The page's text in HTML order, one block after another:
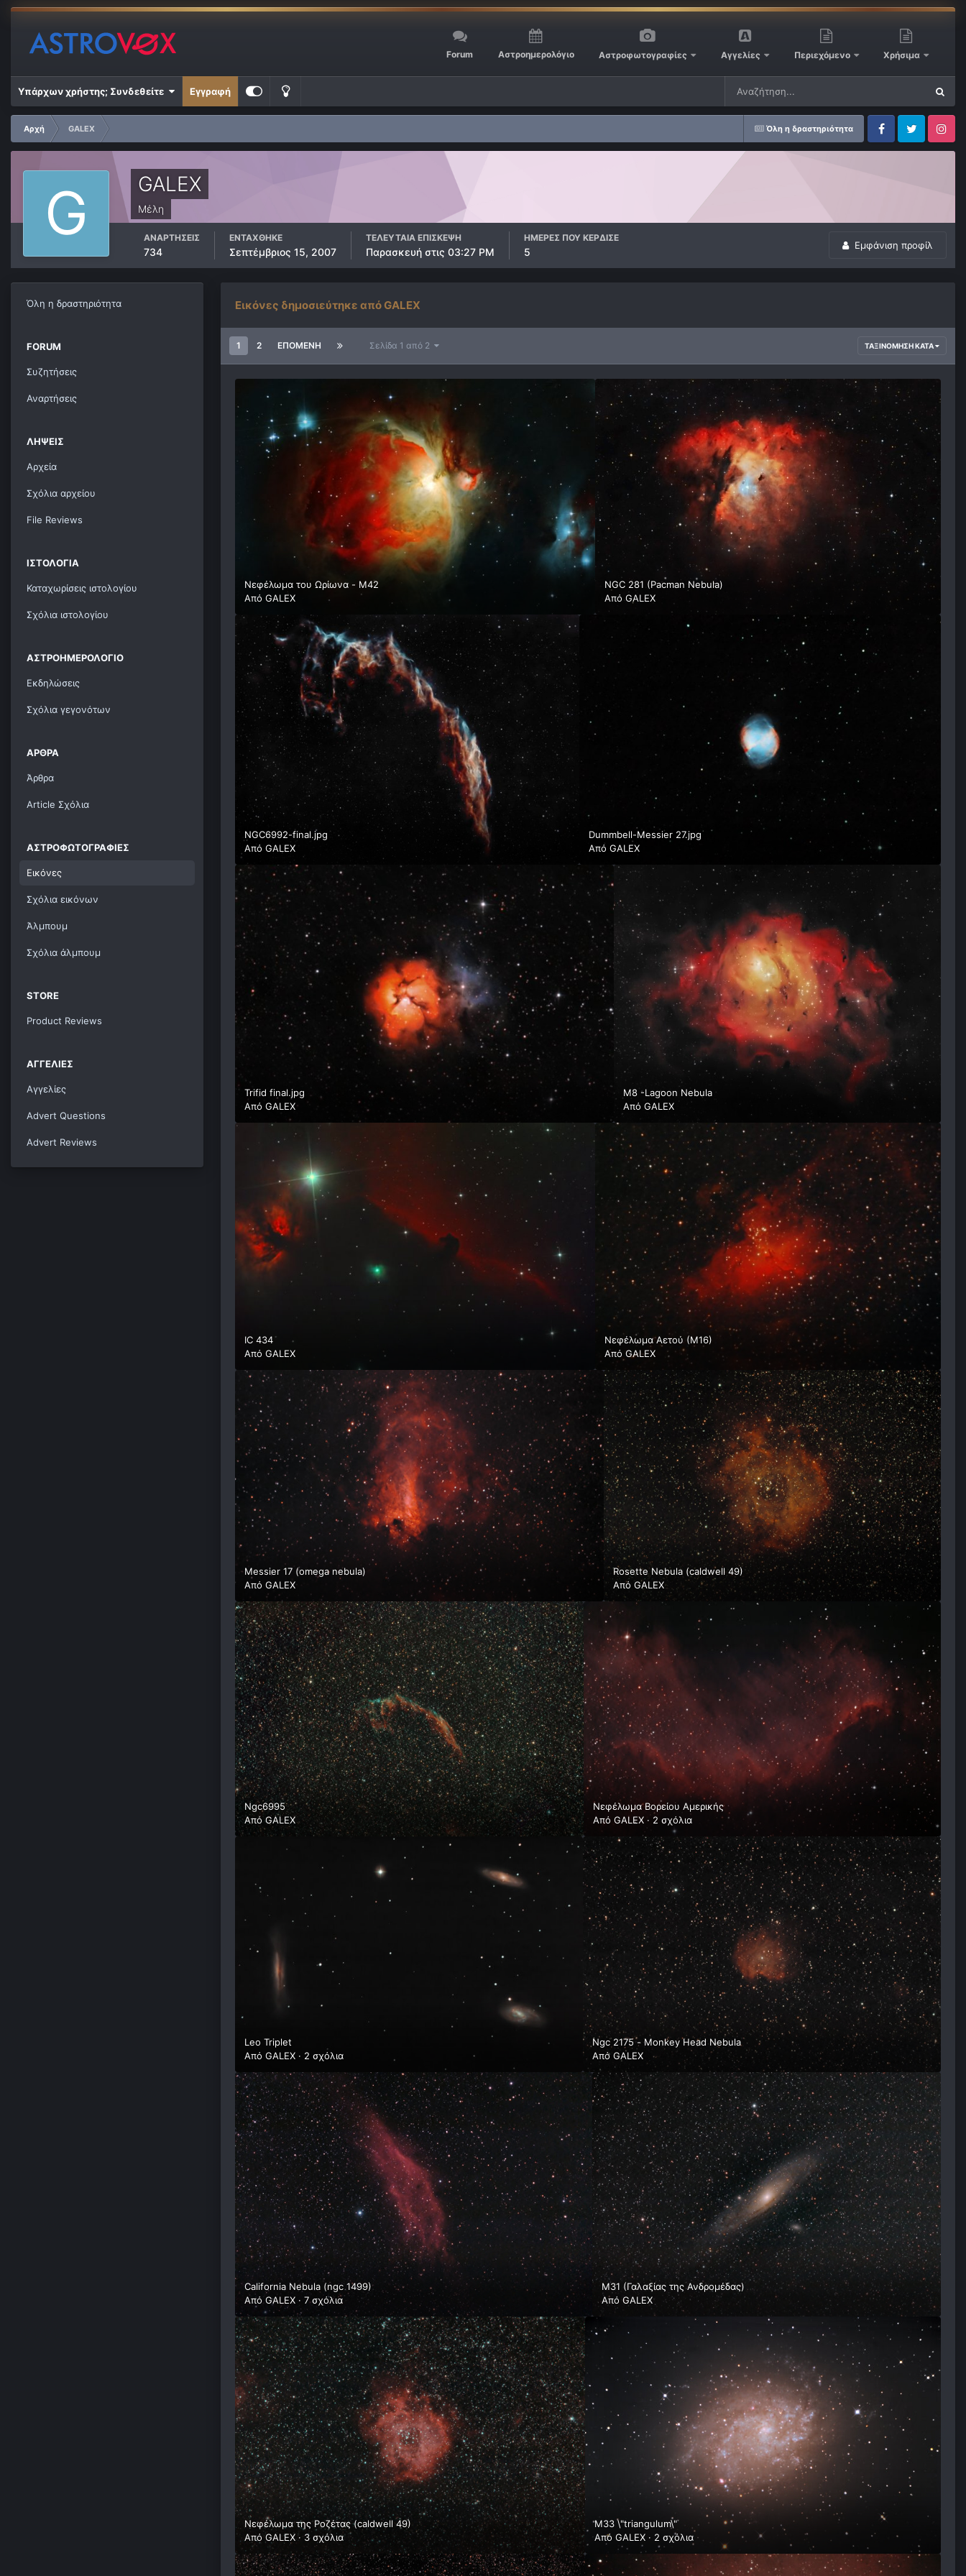
Forum Αστροημερολόγιο Αστροφωτογραφίες Αγγελίες Περιεχόμενο Χρήσιμα
Υπάρχων χρήστης; Συνδεθείτε Εγγραφή
Όλη η δραστηριότητα
Αρχή
GALEX
FacebookTwitter Instagram
GALEX
Μέλη
Εμφάνιση προφίλ
ΑΝΑΡΤΉΣΕΙΣ
734
ΕΝΤΆΧΘΗΚΕ
Σεπτέμβριος 15, 2007
ΤΕΛΕΥΤΑΊΑ ΕΠΊΣΚΕΨΗ
Παρασκευή στις 03:27 PM
ΗΜΈΡΕΣ ΠΟΥ ΚΈΡΔΙΣΕ
5
Όλη η δραστηριότητα
FORUM
Συζητήσεις
Αναρτήσεις
ΛΉΨΕΙΣ
Αρχεία
Σχόλια αρχείου
File Reviews
ΙΣΤΟΛΌΓΙΑ
Καταχωρίσεις ιστολογίου
Σχόλια ιστολογίου
ΑΣΤΡΟΗΜΕΡΟΛΌΓΙΟ
Εκδηλώσεις
Σχόλια γεγονότων
ΆΡΘΡΑ
Άρθρα
Article Σχόλια
ΑΣΤΡΟΦΩΤΟΓΡΑΦΊΕΣ
Εικόνες
Σχόλια εικόνων
Άλμπουμ
Σχόλια άλμπουμ
STORE
Product Reviews
ΑΓΓΕΛΊΕΣ
Αγγελίες
Advert Questions
Advert Reviews
Εικόνες δημοσιεύτηκε από GALEX
ΤΑΞΙΝΌΜΗΣΗ ΚΑΤΆ
1 2 ΕΠΌΜΕΝΗ Σελίδα 1 από 2
Νεφέλωμα του Ωρίωνα - Μ42
Από GALEX
NGC 281 (Pacman Nebula)
Από GALEX
NGC6992-final.jpg
Από GALEX
Dummbell-Messier 27.jpg
ΑπόGALEX
Trifid final.jpg
Από GALEX
M8 -Lagoon Nebula
ΑπόGALEX
IC 434
Από GALEX
Νεφέλωμα Αετού (Μ16)
Από GALEX
Messier 17 (omega nebula)
Από GALEX
Rosette Nebula (caldwell 49)
ΑπόGALEX
Ngc6995
Από GALEX
Νεφέλωμα Βορείου Αμερικής
Από GALEX· 2 σχόλια
Leo Triplet
Από GALEX · 2 σχόλια
Ngc 2175 - Monkey Head Nebula
Από GALEX
California Nebula (ngc 1499)
ΑπόGALEX · 7 σχόλια
Μ31 (Γαλαξίας της Ανδρομέδας)
Από GALEX
Νεφέλωμα της Ροζέτας (caldwell 49)
Από GALEX· 3 σχόλια
M33 \"triangulum\"
ΑπόGALEX · 2 σχόλια